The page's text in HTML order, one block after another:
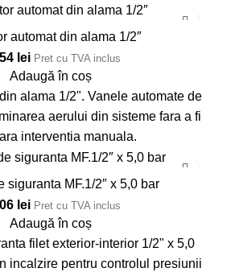
automat din alama 1/2″
lei Pret cu TVA inclus
Adaugă în coș
alama 1/2". Vanele automate de
aerului din sisteme fara a fi
interventia manuala.
siguranta MF.1/2″ x 5,0 bar
lei Pret cu TVA inclus
Adaugă în coș
filet exterior-interior 1/2" x 5,0
incalzire pentru controlul presiunii